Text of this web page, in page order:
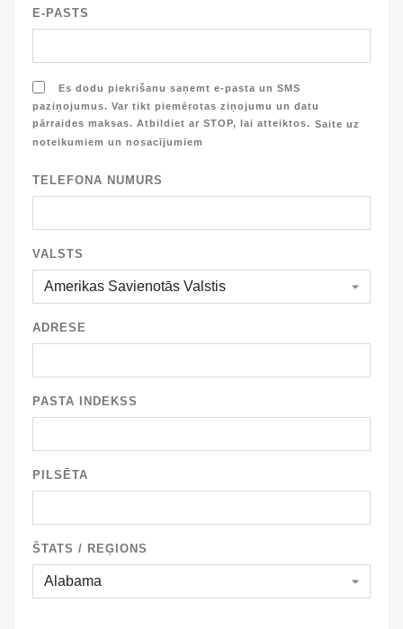
E-PASTS
Es dodu piekrišanu saņemt e-pasta un SMS
paziņojumus. Var tikt piemērotas ziņojumu un datu
pārraides maksas. Atbildiet ar STOP, lai atteiktos. Saite uz
noteikumiem un nosacījumiem
TELEFONA NUMURS
VALSTS
ADRESE
PASTA INDEKSS
PILSĒTA
ŠTATS / REĢIONS